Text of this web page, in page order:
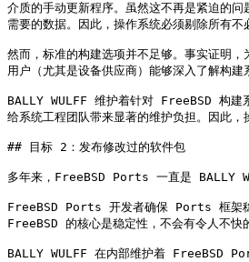
介质的手动更新程序。虽然这不再是紧迫的
需要的数据。因此，操作系统必须剔除所有
然而，标准的构建选项并不足够。事实证明
用户（尤其是设备供应商）能够深入了解构
BALLY WULFF 维护着针对 FreeBSD 构建
给系统工程团队带来显著的维护负担。因此
## 目标 2：发布修改过的软件包
多年来，FreeBSD Ports 一直是 BALLY
FreeBSD Ports 开发者确保 Ports 框架稳
FreeBSD 的核心是稳定性，不会有令人不快
BALLY WULFF 在内部维护着 FreeBSD